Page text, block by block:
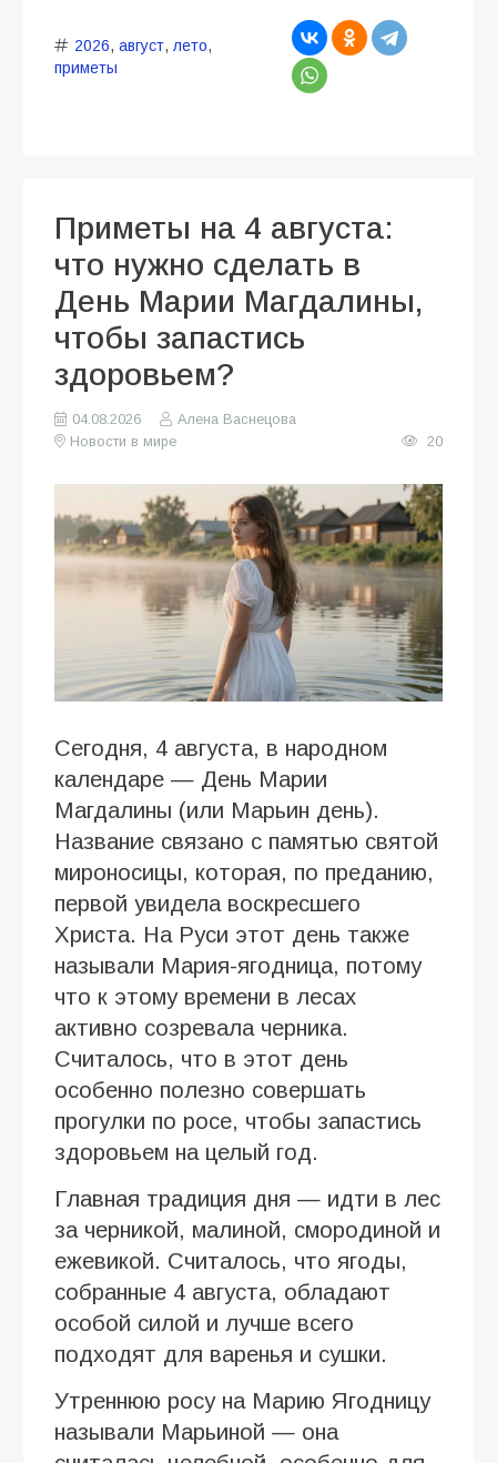
2026, август, лето,
приметы
Приметы на 4 августа:
что нужно сделать в
День Марии Магдалины,
чтобы запастись
здоровьем?
04.08.2026
Алена Васнецова
Новости в мире
20
Сегодня, 4 августа, в народном
календаре — День Марии
Магдалины (или Марьин день).
Название связано с памятью святой
мироносицы, которая, по преданию,
первой увидела воскресшего
Христа. На Руси этот день также
называли Мария-ягодница, потому
что к этому времени в лесах
активно созревала черника.
Считалось, что в этот день
особенно полезно совершать
прогулки по росе, чтобы запастись
здоровьем на целый год.
Главная традиция дня — идти в лес
за черникой, малиной, смородиной и
ежевикой. Считалось, что ягоды,
собранные 4 августа, обладают
особой силой и лучше всего
подходят для варенья и сушки.
Утреннюю росу на Марию Ягодницу
называли Марьиной — она